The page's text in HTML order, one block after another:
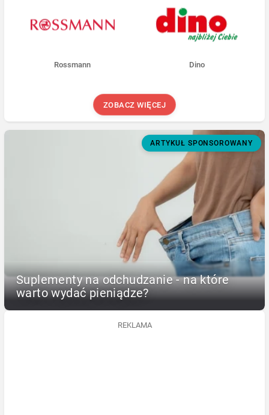
Rossmann Dino
ZOBACZ WIĘCEJ
ARTYKUŁ SPONSOROWANY
Suplementy na odchudzanie - na które
warto wydać pieniądze?
REKLAMA